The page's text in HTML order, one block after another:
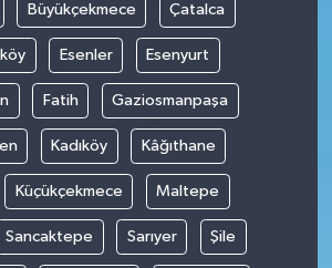
Büyükçekmece Çatalca
Esenler Esenyurt
Fatih Gaziosmanpaşa
Kadıköy Kâğıthane
Küçükçekmece Maltepe
Sancaktepe Sarıyer Şile